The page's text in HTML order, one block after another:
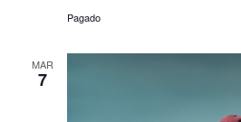
Pagado
MAR
7